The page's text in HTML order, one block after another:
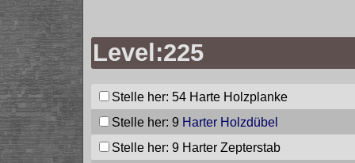
Level:225
Stelle her: 54 Harte Holzplanke
Stelle her: 9 Harter Holzdübel
Stelle her: 9 Harter Zepterstab